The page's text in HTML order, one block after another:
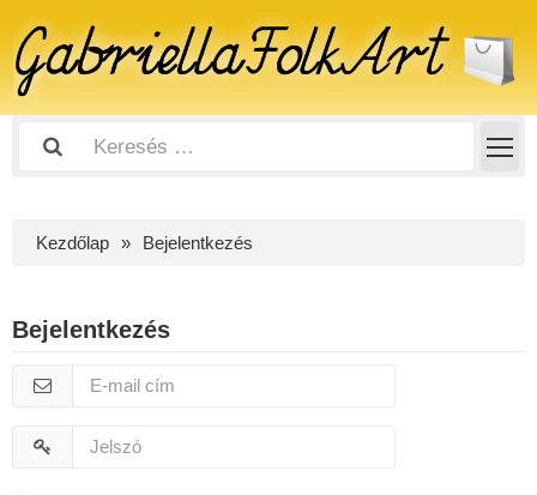
Kezdőlap Bejelentkezés
Bejelentkezés